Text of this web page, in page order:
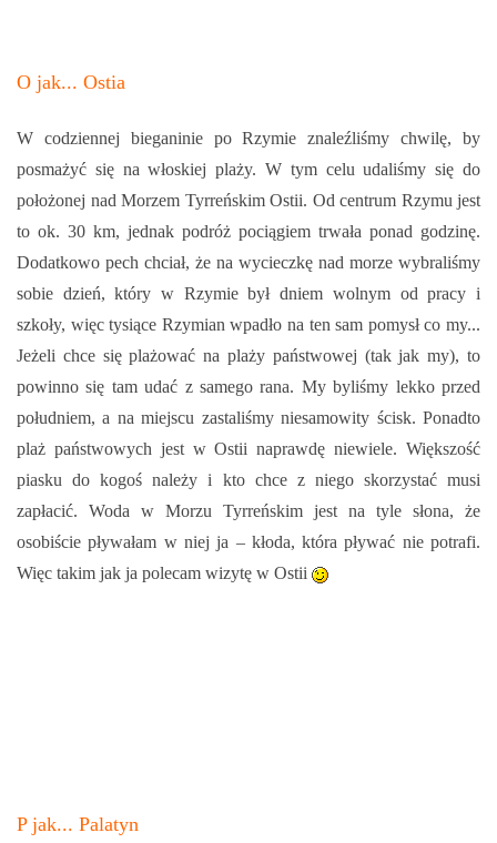
O jak... Ostia
W codziennej bieganinie po Rzymie znaleźliśmy chwilę, by
posmażyć się na włoskiej plaży. W tym celu udaliśmy się do
położonej nad Morzem Tyrreńskim Ostii. Od centrum Rzymu jest
to ok. 30 km, jednak podróż pociągiem trwała ponad godzinę.
Dodatkowo pech chciał, że na wycieczkę nad morze wybraliśmy
sobie dzień, który w Rzymie był dniem wolnym od pracy i
szkoły, więc tysiące Rzymian wpadło na ten sam pomysł co my...
Jeżeli chce się plażować na plaży państwowej (tak jak my), to
powinno się tam udać z samego rana. My byliśmy lekko przed
południem, a na miejscu zastaliśmy niesamowity ścisk. Ponadto
plaż państwowych jest w Ostii naprawdę niewiele. Większość
piasku do kogoś należy i kto chce z niego skorzystać musi
zapłacić. Woda w Morzu Tyrreńskim jest na tyle słona, że
osobiście pływałam w niej ja – kłoda, która pływać nie potrafi.
Więc takim jak ja polecam wizytę w Ostii
P jak... Palatyn